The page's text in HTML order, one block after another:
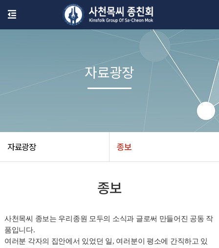
자료광장 종보
자료광장
종보
사천목씨 종보는 우리종원 모두의 소식과 글로써 만들어진 공동 작
품입니다.
여러분 각자의 집안에서 있었던 일, 여러분이 평소에 간직하고 있